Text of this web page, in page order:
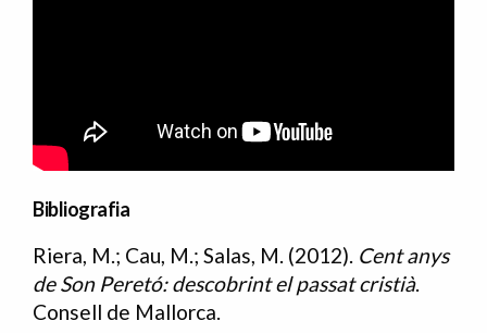
Bibliografia
Bibliografia
Riera, M.; Cau, M.; Salas, M. (2012). Cent anys
de Son Peretó: descobrint el passat cristià.
Consell de Mallorca.